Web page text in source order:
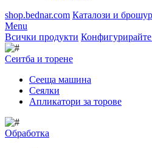
shop.bednar.com Каталози и
Menu
Всички продукти
Сеитба и торене
Cееща машина
Cеялки
Апликатори за торове
Обработка